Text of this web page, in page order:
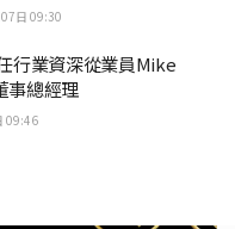
日 09:30
行業資深從業員Mike
事總經理
09:46